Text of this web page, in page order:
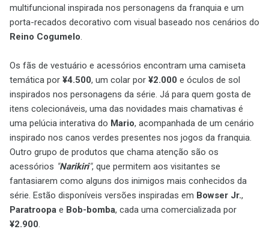
multifuncional inspirada nos personagens da franquia e um
porta-recados decorativo com visual baseado nos cenários do
Reino Cogumelo.
Os fãs de vestuário e acessórios encontram uma camiseta
temática por ¥4.500, um colar por ¥2.000 e óculos de sol
inspirados nos personagens da série. Já para quem gosta de
itens colecionáveis, uma das novidades mais chamativas é
uma pelúcia interativa do Mario, acompanhada de um cenário
inspirado nos canos verdes presentes nos jogos da franquia.
Outro grupo de produtos que chama atenção são os
acessórios "Narikiri", que permitem aos visitantes se
fantasiarem como alguns dos inimigos mais conhecidos da
série. Estão disponíveis versões inspiradas em Bowser Jr.,
Paratroopa e Bob-bomba, cada uma comercializada por
¥2.900.